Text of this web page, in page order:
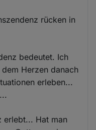
rücken in
bedeutet. Ich
Herzen danach
erleben...
erlebt... Hat man